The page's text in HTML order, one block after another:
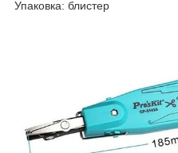
Упаковка: блистер